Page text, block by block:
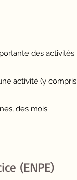
des activités
activité (y compris
des mois.
(ENPE)